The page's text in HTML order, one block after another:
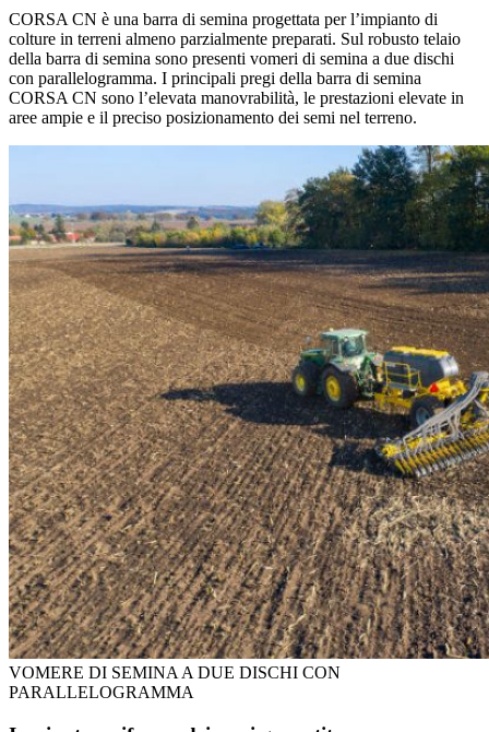
CORSA CN è una barra di semina progettata per l’impianto di
colture in terreni almeno parzialmente preparati. Sul robusto telaio
della barra di semina sono presenti vomeri di semina a due dischi
con parallelogramma. I principali pregi della barra di semina
CORSA CN sono l’elevata manovrabilità, le prestazioni elevate in
aree ampie e il preciso posizionamento dei semi nel terreno.
VOMERE DI SEMINA A DUE DISCHI CON
PARALLELOGRAMMA